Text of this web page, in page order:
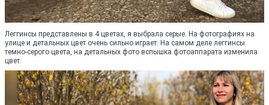
Леггинсы представлены в 4 цветах, я выбрала серые. На фотографиях на
улице и детальных цвет очень сильно играет. На самом деле леггинсы
темно-серого цвета, на детальных фото вспышка фотоаппарата изменила
цвет.